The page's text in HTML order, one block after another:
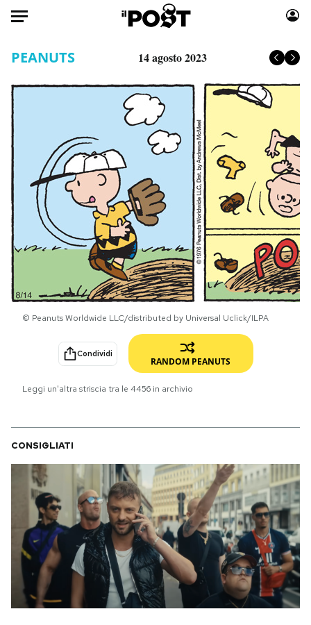
HOME
Mondo
Politica
Tecnologia
Internet
Scienza
Cultura
Economia
Moda
Libri
Consumismi
Storie/Idee
Ok Boomer!
Media
Europa
Altrecose
Mondiali calcio 2026
PODCAST
NEWSLETTER
I MIEI PREFERITI
SHOP
CALENDARIO
AREA PERSONALE
Area Personale
PEANUTS 14 agosto 2023
© Peanuts Worldwide LLC/distributed by Universal Uclick/ILPA
Condividi
RANDOM PEANUTS
Leggi un'altra striscia tra le 4456 in archivio
CONSIGLIATI